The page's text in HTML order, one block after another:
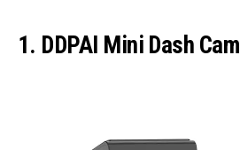
1. DDPAI Mini Dash Cam